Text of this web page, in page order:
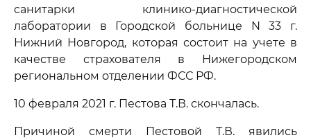
санитарки клинико-диагностической
лаборатории в Городской больнице N 33 г.
Нижний Новгород, которая состоит на учете в
качестве страхователя в Нижегородском
региональном отделении ФСС РФ.
10 февраля 2021 г. Пестова Т.В. скончалась.
Причиной смерти Пестовой Т.В. явились